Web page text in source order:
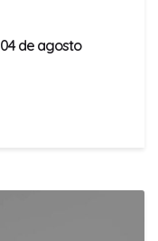
de agosto